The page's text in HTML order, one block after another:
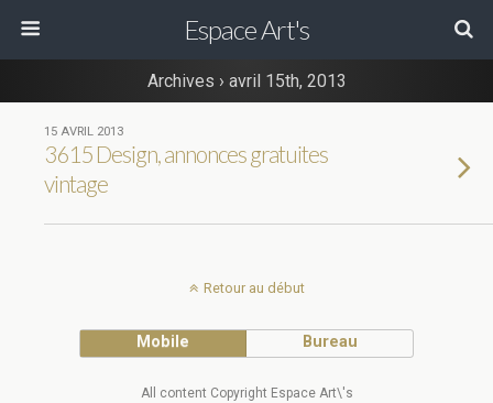
Espace Art's
Archives › avril 15th, 2013
15 AVRIL 2013
3615 Design, annonces gratuites
vintage
Retour au début
Mobile Bureau
All content Copyright Espace Art\'s